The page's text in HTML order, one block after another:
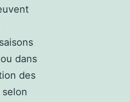
dans
des